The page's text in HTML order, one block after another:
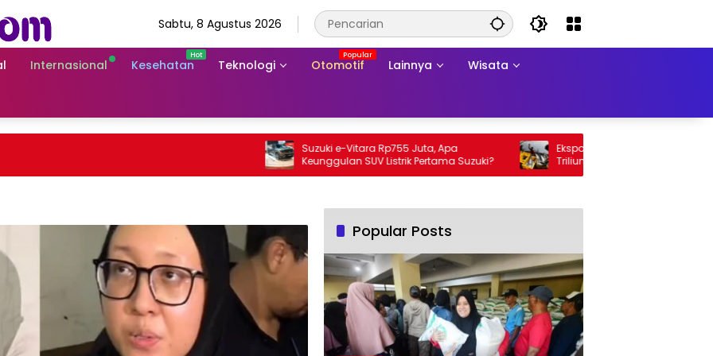
Sabtu, 8 Agustus 2026
Internasional Kesehatan Teknologi Otomotif Lainnya Wisata
Suzuki e-Vitara Rp755 Juta, Apa
Keunggulan SUV Listrik Pertama Suzuki?
Ekspor Perikanan 2025 Tembus Rp105
Triliun, AS Jadi Pasar Utama
Popular Posts